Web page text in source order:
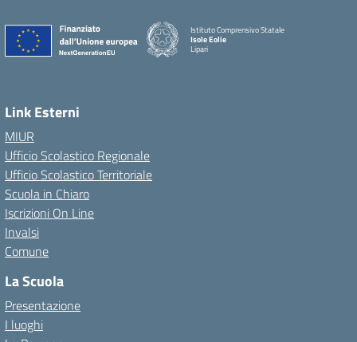
Istituto Comprensivo Statale
Isole Eolie
Lipari
Link Esterni
MIUR
Ufficio Scolastico Regionale
Ufficio Scolastico Territoriale
Scuola in Chiaro
Iscrizioni On Line
Invalsi
Comune
La Scuola
Presentazione
I luoghi